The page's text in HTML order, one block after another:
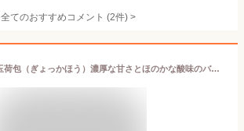
全てのおすすめコメント (2件) >
生赤ライチ 玉荷包（ぎょっかほう）濃厚な甘さとほのかな酸味のバランスが絶妙 中国産｜果肉は乳白色で透き通ってぷりぷりした食感｜赤フレッシュライチ レイシ 玉荷包茘枝 Fresh Lychee｜四季の広場厳選フルーツ｜家庭用 贈答用 お中元 夏ギフト｜1週間限定入荷・国内検品s